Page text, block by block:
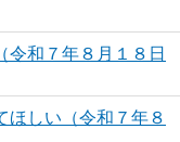
令和７年８月１８日
ほしい（令和７年８